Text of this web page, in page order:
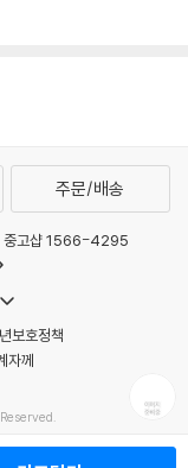
주문/배송
중고샵 1566-4295
보호정책
자께